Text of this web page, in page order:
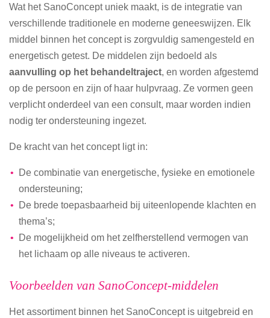
Wat het SanoConcept uniek maakt, is de integratie van
verschillende traditionele en moderne geneeswijzen. Elk
middel binnen het concept is zorgvuldig samengesteld en
energetisch getest. De middelen zijn bedoeld als
aanvulling op het behandeltraject, en worden afgestemd
op de persoon en zijn of haar hulpvraag. Ze vormen geen
verplicht onderdeel van een consult, maar worden indien
nodig ter ondersteuning ingezet.
De kracht van het concept ligt in:
De combinatie van energetische, fysieke en emotionele
ondersteuning;
De brede toepasbaarheid bij uiteenlopende klachten en
thema’s;
De mogelijkheid om het zelfherstellend vermogen van
het lichaam op alle niveaus te activeren.
Voorbeelden van SanoConcept-middelen
Het assortiment binnen het SanoConcept is uitgebreid en